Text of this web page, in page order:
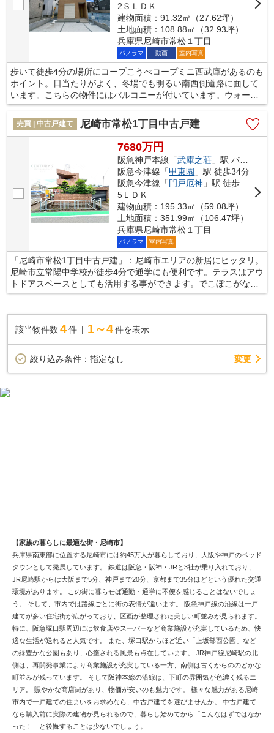
2ＳＬＤＫ
建物面積：91.32㎡（27.62坪）
土地面積：108.88㎡（32.93坪）
兵庫県尼崎市常松１丁目
パノラマ 動画 室内写真
歩いて徒歩4分の場所にコープこうべコープミニ西武庫があるのも
ポイント。日当たりがよく、冬場でも明るい南西側道路に面して
います。こちらの物件にはバルコニーが付いています。ウォーク
インクローゼットには沢山の服をしまうことができるので、全て
の服を1か所で管理することができます。お客様の住まい探しをサ
ポート致します。尼崎市で不動産の購入を検討しているのであれ
ば、お気軽にお問い合わせください。
売買 | 中古戸建て 尼崎市常松1丁目中古戸建
7680万円
阪急神戸本線「武庫之荘 」駅 バス10分 「常陽中学校」 停歩2分
阪急今津線「甲東園 」駅 徒歩34分
阪急今津線「門戸厄神 」駅 徒歩35分
5ＬＤＫ
建物面積：195.33㎡（59.08坪）
土地面積：351.99㎡（106.47坪）
兵庫県尼崎市常松１丁目
パノラマ 室内写真
「尼崎市常松1丁目中古戸建」：尼崎市エリアの新居にピッタリ。
尼崎市立常陽中学校が徒歩4分で通学にも便利です。テラスはアウ
トドアスペースとしても活用する事ができます。でこぼこがない
平坦地はみんなが安心に生活できますよ。より快適な暮らしがで
いたします。ご要望やご不明な点などございましたら、お気軽に
当社へお問い合わせ下さい。
該当物件数 4件 1～4 件を表示
絞り込み条件： 指定なし 変更
【家族の暮らしに最適な街・尼崎市】
兵庫県南東部に位置する尼崎市には約45万人が暮らしており、大阪や神戸のベッド
タウンとして発展しています。 鉄道は阪急・阪神・JRと3社が乗り入れており、
JR尼崎駅からは大阪まで5分、神戸まで20分、京都まで35分ほどという優れた交通
環境があります。 この街に暮らせば通勤・通学に不便を感じることはないでしょ
う。 そして、市内では路線ごとに街の表情が違います。 阪急神戸線の沿線は一戸
建てが多い住宅街が広がっており、区画が整理された美しい町並みが見られます。
特に、阪急塚口駅周辺には飲食店やスーパーなど商業施設が充実しているため、快
適な生活が送れると人気です。 また、塚口駅からほど近い「上坂部西公園」など
の緑豊かな公園もあり、心癒される風景も点在しています。 JR神戸線尼崎駅の北
側は、再開発事業により商業施設が充実している一方、南側は古くからののどかな
町並みが残っています。 そして阪神本線の沿線は、下町の雰囲気が色濃く残るエ
リア。 賑やかな商店街があり、物価が安いのも魅力です。 様々な魅力がある尼崎
市内で一戸建ての住まいをお求めなら、中古戸建てを選びませんか。 中古戸建て
なら購入前に実際の建物が見られるので、暮らし始めてから「こんなはずではなか
った！」と後悔することは少ないでしょう。